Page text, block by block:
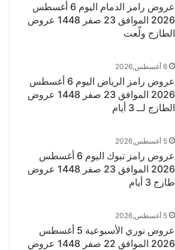
عروض رامز الدمام اليوم 6 أغسطس
2026 الموافق 23 صفر 1448 عروض
الطازج ولّعت
6 أغسطس,2026
عروض رامز الرياض اليوم 6 أغسطس
2026 الموافق 23 صفر 1448 عروض
الطازج لــ 3 أيام
5 أغسطس,2026
عروض رامز تبوك اليوم 6 أغسطس
2026 الموافق 23 صفر 1448 عروض
طازج 3 أيام
5 أغسطس,2026
عروض نوري الأسبوعية 5 أغسطس
2026 الموافق 22 صفر 1448 عروض